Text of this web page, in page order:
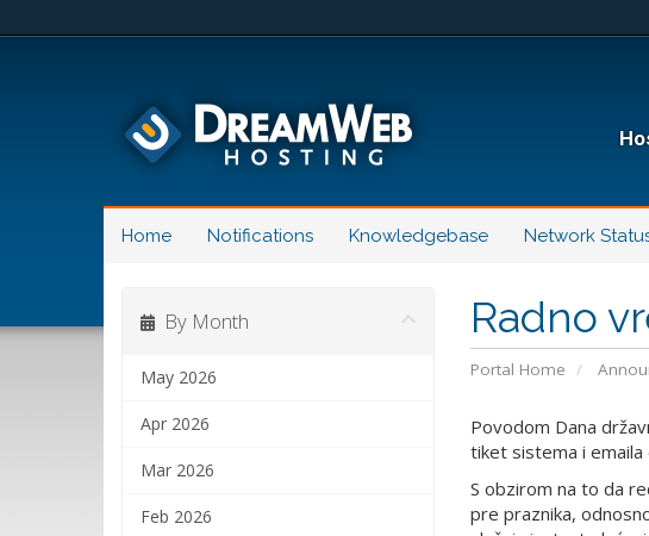
Home Notifications Knowledgebase Network
Radno
Portal Home
By Month
May 2026
Apr 2026
Mar 2026
Feb 2026
Povodom Dana
tiket sistema i emaila
S obzirom na to da
pre praznika,